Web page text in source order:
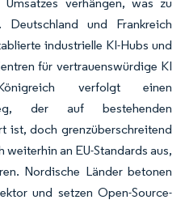
Deutschland und Frankreich
industrielle KI-Hubs und
für vertrauenswürdige KI
verfolgt einen
der auf bestehenden
ist, doch grenzüberschreitend
an EU-Standards aus,
Nordische Länder betonen
und setzen Open-Source-